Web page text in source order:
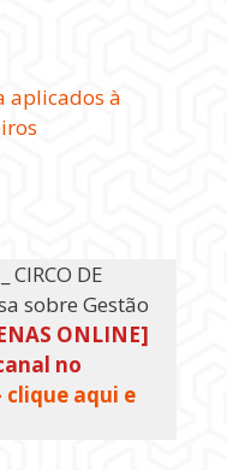
aplicados à
DE
sobre Gestão
ONLINE]
no
aqui e